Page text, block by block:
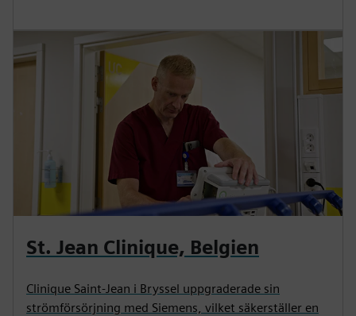
St. Jean Clinique, Belgien
Clinique Saint-Jean i Bryssel uppgraderade sin
strömförsörjning med Siemens, vilket säkerställer en